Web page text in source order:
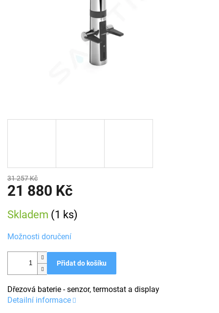
31 257 Kč
21 880 Kč
Měrná
cena:
Skladem (1 ks)
Možnosti doručení
Přidat do košíku
Dřezová baterie - senzor, termostat a display
Detailní informace